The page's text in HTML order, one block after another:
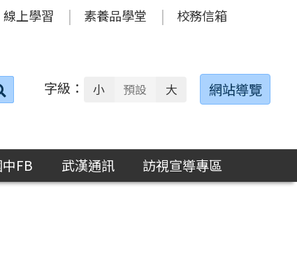
線上學習 素養品學堂 校務信箱
搜
字級： 小 預設 大 網站導覽
FB 武漢通訊
訪視宣導專區